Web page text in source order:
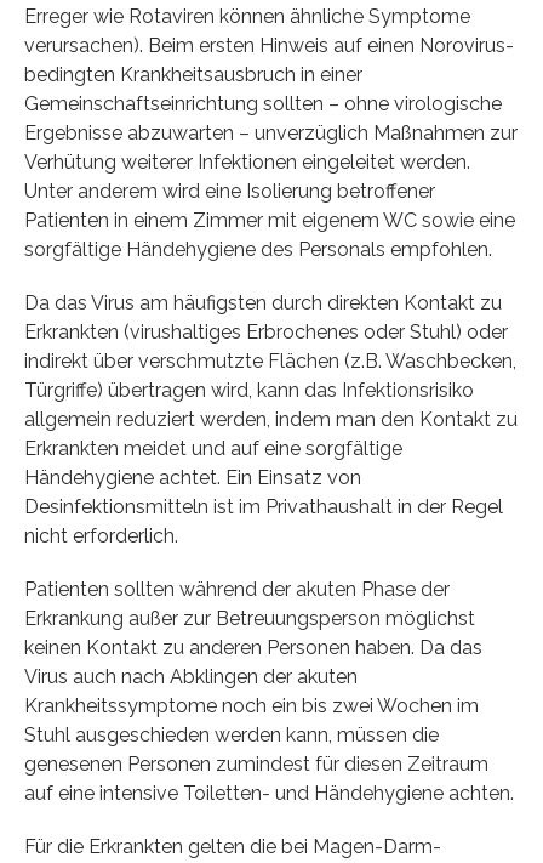
Erreger wie Rotaviren können ähnliche Symptome
verursachen). Beim ersten Hinweis auf einen Norovirus-
bedingten Krankheitsausbruch in einer
Gemeinschaftseinrichtung sollten – ohne virologische
Ergebnisse abzuwarten – unverzüglich Maßnahmen zur
Verhütung weiterer Infektionen eingeleitet werden.
Unter anderem wird eine Isolierung betroffener
Patienten in einem Zimmer mit eigenem WC sowie eine
sorgfältige Händehygiene des Personals empfohlen.
Da das Virus am häufigsten durch direkten Kontakt zu
Erkrankten (virushaltiges Erbrochenes oder Stuhl) oder
indirekt über verschmutzte Flächen (z.B. Waschbecken,
Türgriffe) übertragen wird, kann das Infektionsrisiko
allgemein reduziert werden, indem man den Kontakt zu
Erkrankten meidet und auf eine sorgfältige
Händehygiene achtet. Ein Einsatz von
Desinfektionsmitteln ist im Privathaushalt in der Regel
nicht erforderlich.
Patienten sollten während der akuten Phase der
Erkrankung außer zur Betreuungsperson möglichst
keinen Kontakt zu anderen Personen haben. Da das
Virus auch nach Abklingen der akuten
Krankheitssymptome noch ein bis zwei Wochen im
Stuhl ausgeschieden werden kann, müssen die
genesenen Personen zumindest für diesen Zeitraum
auf eine intensive Toiletten- und Händehygiene achten.
Für die Erkrankten gelten die bei Magen-Darm-